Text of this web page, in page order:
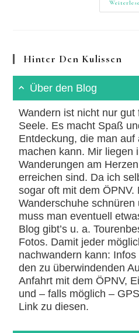
Hinter Den Kulissen
Über den Blog
Wandern ist nicht nur gut
Seele. Es macht Spaß
Entdeckung, die man
machen kann. Mir liegen
Wanderungen am
erreichen sind. Da ich
sogar oft mit dem ÖPNV.
Wanderschuhe
muss man eventuell
Blog gibt’s u. a.
Fotos. Damit jeder
nachwandern kann:
den zu überwindenden
Anfahrt mit dem ÖPNV,
und – falls möglich –
Link zu diesen.